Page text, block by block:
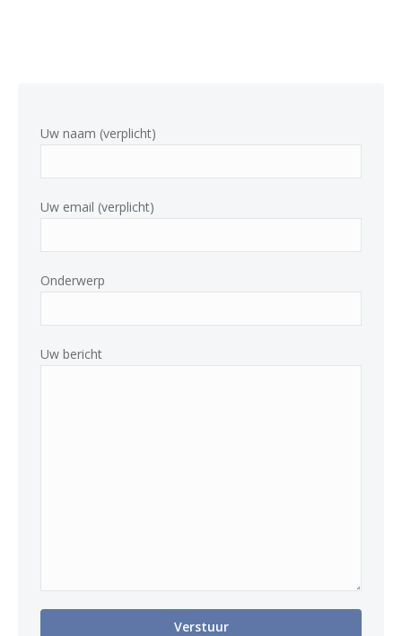
Uw naam (verplicht)
Uw email (verplicht)
Onderwerp
Uw bericht